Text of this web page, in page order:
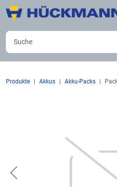
Produkte Akkus Akku-Packs
Previous